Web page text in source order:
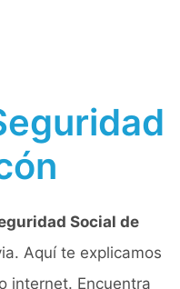
Social de
Aquí te explicamos
internet. Encuentra